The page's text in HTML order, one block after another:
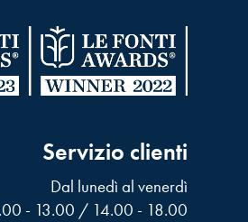
Servizio clienti
Dal lunedì al venerdì
- 13.00 / 14.00 - 18.00